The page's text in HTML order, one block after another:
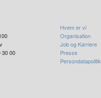
30 00
Hvem er vi
Organisation
Job og Karriere
Presse
Persondatapolitik